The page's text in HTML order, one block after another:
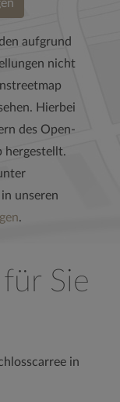
aufgrund
nicht
Hierbei
des Open-
hergestellt.
unseren
.
=>
=>
=>
Sie
in